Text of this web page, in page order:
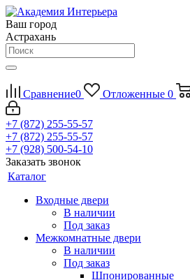
Ваш город
Астрахань
Сравнение0 Отложенные 0
+7 (872) 255-55-57
+7 (872) 255-55-57
+7 (928) 500-54-10
Заказать звонок
Каталог
Входные двери
В наличии
Под заказ
Межкомнатные двери
В наличии
Под заказ
Шпонированные